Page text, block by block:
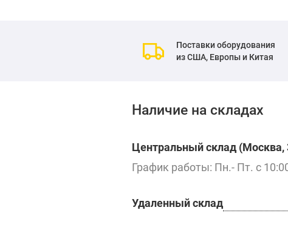
Поставки оборудования
из США, Европы и Китая
Наличие на складах
Центральный склад (Москва,
График работы: Пн.- Пт. с
Удаленный склад